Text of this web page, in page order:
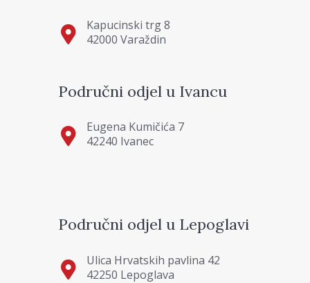
Kapucinski trg 8
42000 Varaždin
Područni odjel u Ivancu
Eugena Kumičića 7
42240 Ivanec
Područni odjel u Lepoglavi
Ulica Hrvatskih pavlina 42
42250 Lepoglava